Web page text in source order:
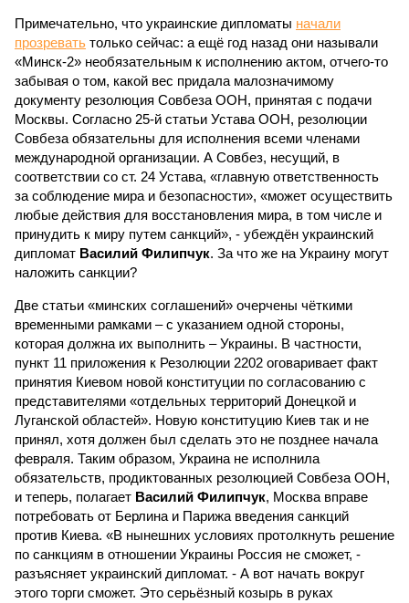
Примечательно, что украинские дипломаты начали
прозревать только сейчас: а ещё год назад они называли
«Минск-2» необязательным к исполнению актом, отчего-то
забывая о том, какой вес придала малозначимому
документу резолюция Совбеза ООН, принятая с подачи
Москвы. Согласно 25-й статьи Устава ООН, резолюции
Совбеза обязательны для исполнения всеми членами
международной организации. А Совбез, несущий, в
соответствии со ст. 24 Устава, «главную ответственность
за соблюдение мира и безопасности», «может осуществить
любые действия для восстановления мира, в том числе и
принудить к миру путем санкций», - убеждён украинский
дипломат Василий Филипчук. За что же на Украину могут
наложить санкции?
Две статьи «минских соглашений» очерчены чёткими
временными рамками – с указанием одной стороны,
которая должна их выполнить – Украины. В частности,
пункт 11 приложения к Резолюции 2202 оговаривает факт
принятия Киевом новой конституции по согласованию с
представителями «отдельных территорий Донецкой и
Луганской областей». Новую конституцию Киев так и не
принял, хотя должен был сделать это не позднее начала
февраля. Таким образом, Украина не исполнила
обязательств, продиктованных резолюцией Совбеза ООН,
и теперь, полагает Василий Филипчук, Москва вправе
потребовать от Берлина и Парижа введения санкций
против Киева. «В нынешних условиях протолкнуть решение
по санкциям в отношении Украины Россия не сможет, -
разъясняет украинский дипломат. - А вот начать вокруг
этого торги сможет. Это серьёзный козырь в руках